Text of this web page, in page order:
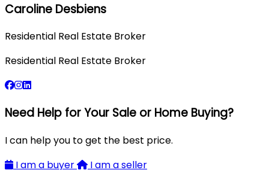
Caroline Desbiens
Residential Real Estate Broker
Residential Real Estate Broker
Need Help for Your Sale or Home Buying?
I can help you to get the best price.
I am a buyer
I am a seller